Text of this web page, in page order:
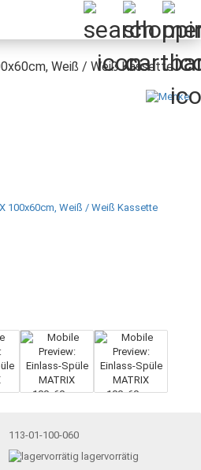
Weiß / Weiß Kassette
113-01-100-060
lagervorrätig